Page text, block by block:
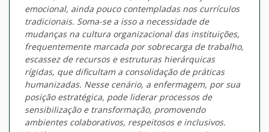
emocional, ainda pouco contempladas nos currículos
tradicionais. Soma-se a isso a necessidade de
mudanças na cultura organizacional das instituições,
frequentemente marcada por sobrecarga de trabalho,
escassez de recursos e estruturas hierárquicas
rígidas, que dificultam a consolidação de práticas
humanizadas. Nesse cenário, a enfermagem, por sua
posição estratégica, pode liderar processos de
sensibilização e transformação, promovendo
ambientes colaborativos, respeitosos e inclusivos.